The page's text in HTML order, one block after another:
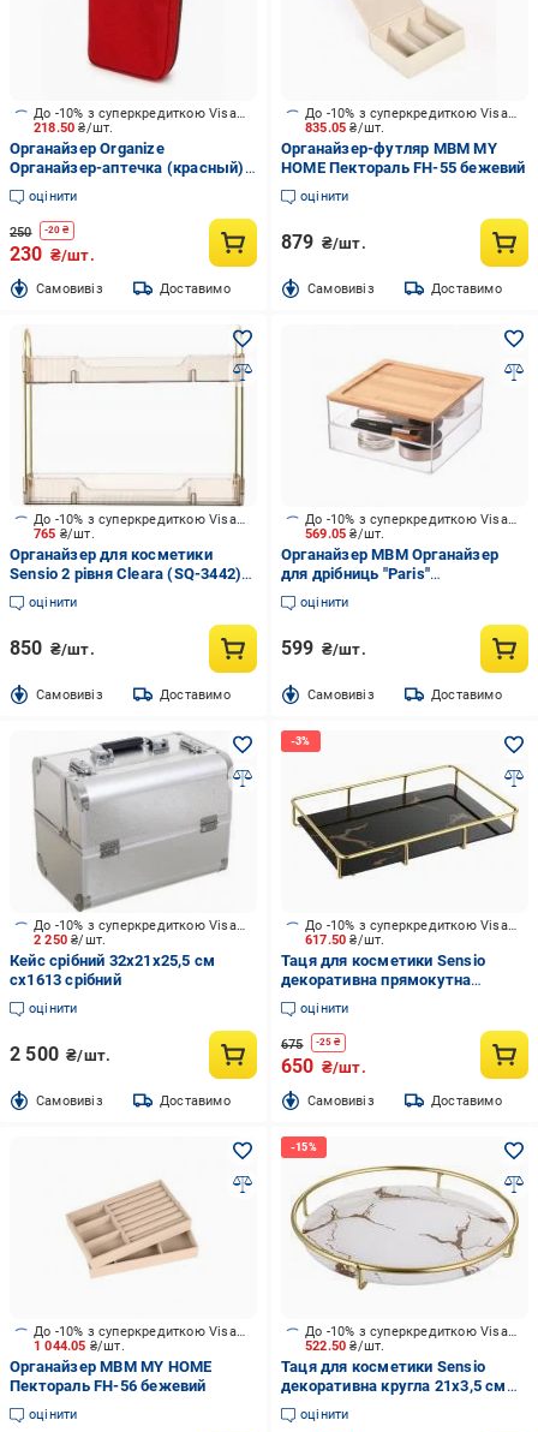
218.50₴/шт.
До -10% з суперкредиткою Visa Вигода
Органайзер Organize
Органайзер-аптечка (красный)
Organize червоний
оцінити
250 -20 ₴
230 ₴/шт.
Cамовивіз Доставимо
835.05₴/шт.
До -10% з суперкредиткою Visa Вигода
Органайзер-футляр МВМ MY
HOME Пектораль FH-55 бежевий
оцінити
879 ₴/шт.
Cамовивіз Доставимо
765 ₴/шт.
До -10% з суперкредиткою Visa Вигода
Органайзер для косметики
Sensio 2 рівня Cleara (SQ-3442)
бурштин
оцінити
850 ₴/шт.
Cамовивіз Доставимо
569.05₴/шт.
До -10% з суперкредиткою Visa Вигода
Органайзер МВМ Органайзер
для дрібниць "Paris"
190х190х100 мм FH-31,
прозорий/дерево прозорий FH-
оцінити
599 ₴/шт.
Cамовивіз Доставимо
2 250₴/шт.
До -10% з суперкредиткою Visa Вигода
Кейс срібний 32х21х25,5 см
cx1613 срібний
оцінити
2 500 ₴/шт.
Cамовивіз Доставимо
617.50₴/шт.
До -10% з суперкредиткою Visa Вигода
Таця для косметики Sensio
декоративна прямокутна
28,5х19х5 см чорний із золотим
оцінити
675 -25 ₴
650 ₴/шт.
Cамовивіз Доставимо
1 044.05 ₴/шт.
До -10% з суперкредиткою Visa Вигода
Органайзер МВМ MY HOME
Пектораль FH-56 бежевий
оцінити
522.50₴/шт.
До -10% з суперкредиткою Visa Вигода
Таця для косметики Sensio
декоративна кругла 21х3,5 см
білий із золотим
оцінити